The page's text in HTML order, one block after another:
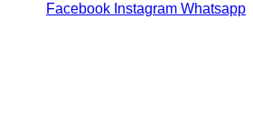
Facebook Instagram Whatsapp